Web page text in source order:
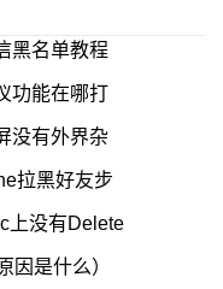
黑名单教程
功能在哪打
没有外界杂
拉黑好友步
上没有Delete
因是什么）